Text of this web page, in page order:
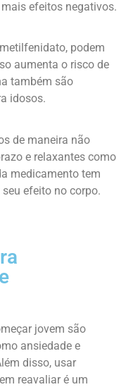
efeitos negativos.
podem
aumenta o risco de
também são
idosos.
de maneira não
e relaxantes como
medicamento tem
efeito no corpo.
jovem são
ansiedade e
disso, usar
reavaliar é um